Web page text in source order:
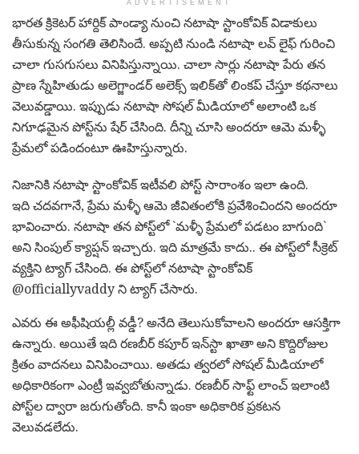
ADVERTISEMENT
భారత క్రికెటర్ హార్దిక్ పాండ్యా నుంచి న‌టాషా స్టాంకోవిక్ విడాకులు
తీసుకున్న సంగ‌తి తెలిసిందే. అప్పటి నుండి నటాషా ల‌వ్ లైఫ్‌ గురించి
చాలా గుస‌గుస‌లు వినిపిస్తున్నాయి. చాలా సార్లు న‌టాషా పేరు త‌న
ప్రాణ స్నేహితుడు అలెగ్జాండర్ అలెక్స్ ఇలిక్‌తో లింక‌ప్ చేస్తూ క‌థ‌నాలు
వెలువ‌డ్డాయి. ఇప్పుడు నటాషా సోషల్ మీడియాలో అలాంటి ఒక
నిగూఢ‌మైన పోస్ట్‌ను షేర్ చేసింది. దీన్ని చూసి అందరూ ఆమె మళ్ళీ
ప్రేమలో ప‌డిందంటూ ఊహిస్తున్నారు.
నిజానికి నటాషా స్టాంకోవిక్ ఇటీవలి పోస్ట్ సారాంశం ఇలా ఉంది.
ఇది చ‌ద‌వ‌గానే, ప్రేమ మళ్ళీ ఆమె జీవితంలోకి ప్రవేశించిందని అందరూ
భావించారు. నటాషా తన పోస్ట్‌లో `మళ్ళీ ప్రేమలో పడటం బాగుంది`
అని సింపుల్ క్యాప్ష‌న్ ఇచ్చారు. ఇది మాత్రమే కాదు.. ఈ పోస్ట్‌లో సీక్రెట్
వ్య‌క్తిని ట్యాగ్ చేసింది. ఈ పోస్ట్‌లో నటాషా స్టాంకోవిక్
@officiallyvaddy ని ట్యాగ్ చేసారు.
ఎవ‌రు ఈ అఫీషియ‌ల్లీ వ‌డ్డీ? అనేది తెలుసుకోవాల‌ని అందరూ ఆసక్తిగా
ఉన్నారు. అయితే ఇది రణబీర్ కపూర్ ఇన్‌స్టా ఖాతా అని కొద్దిరోజుల
క్రితం వాదనలు వినిపించాయి. అతడు త్వరలో సోషల్ మీడియాలో
అధికారికంగా ఎంట్రీ ఇవ్వబోతున్నాడు. ర‌ణ‌బీర్ సాఫ్ట్ లాంచ్ ఇలాంటి
పోస్ట్‌ల ద్వారా జరుగుతోంది. కానీ ఇంకా అధికారిక ప్రకటన
వెలువడలేదు.